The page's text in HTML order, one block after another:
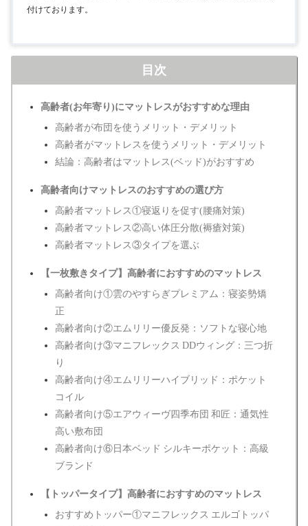
付けております。
目次
高齢者(お年寄り)にマットレスがおすすめな理由
高齢者が布団を使うメリット・デメリット
高齢者がマットレスを使うメリット・デメリット
結論：高齢者はマットレス(ベッド)がおすすめ
高齢者向けマットレスのおすすめの選び方
高齢者マットレス①寝返りを促す(腰痛対策)
高齢者マットレス②高い体圧分散(褥瘡対策)
高齢者マットレス③タイプを選ぶ
【一枚敷きタイプ】高齢者におすすめのマットレス
高齢者向け①雲のやすらぎプレミアム：寝姿勢矯
正
高齢者向け②エムリリー優反発：ソフトな寝心地
高齢者向け③マニフレックス DDウィング：三つ折
り
高齢者向け④エムリリーハイブリッド：ポケット
コイル
高齢者向け⑤エアウィーヴ四季布団 和匠：通気性
高い敷布団
高齢者向け⑥日本ベッド シルキーポケット：高級
ブランド
【トッパータイプ】高齢者におすすめのマットレス
おすすめトッパー①マニフレックス エルゴトッパ